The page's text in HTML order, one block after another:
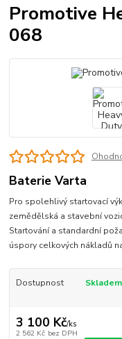
Promotive
068
Baterie Varta
Pro spolehlivý startovací
zemědělská a stavební
Startování a standardní
úspory celkových nákladů
Dostupnost
3 100 Kč/ks
2 562 Kč bez DPH